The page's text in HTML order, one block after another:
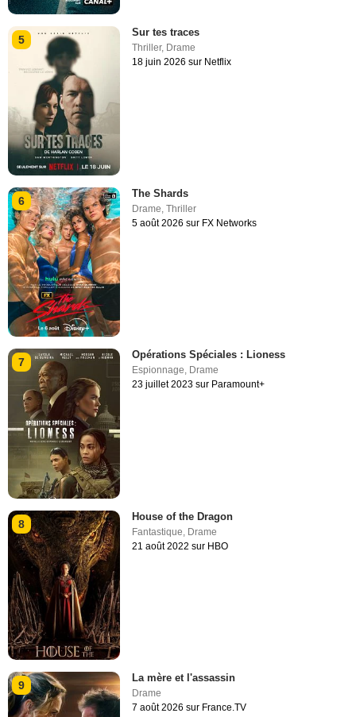
5
Sur tes traces
Thriller, Drame
18 juin 2026 sur Netflix
6
The Shards
Drame,Thriller
5 août 2026 sur FX Networks
7
Opérations Spéciales : Lioness
Espionnage, Drame
23 juillet 2023 sur Paramount+
8
House of the Dragon
Fantastique Drame
21 août 2022 sur HBO
9
La mère et l'assassin
Drame
7 août 2026 sur France.TV